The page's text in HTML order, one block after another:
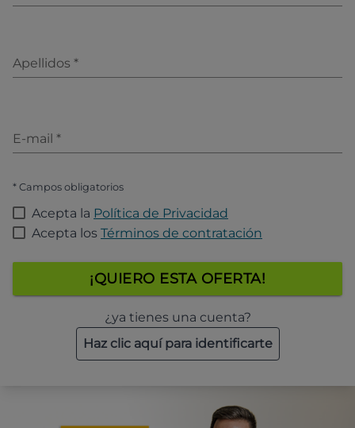
Apellidos *
E-mail *
* Campos obligatorios
Acepta la Política de Privacidad
Acepta los Términos de contratación
¡QUIERO ESTA OFERTA!
¿ya tienes una cuenta?
Haz clic aquí para identificarte